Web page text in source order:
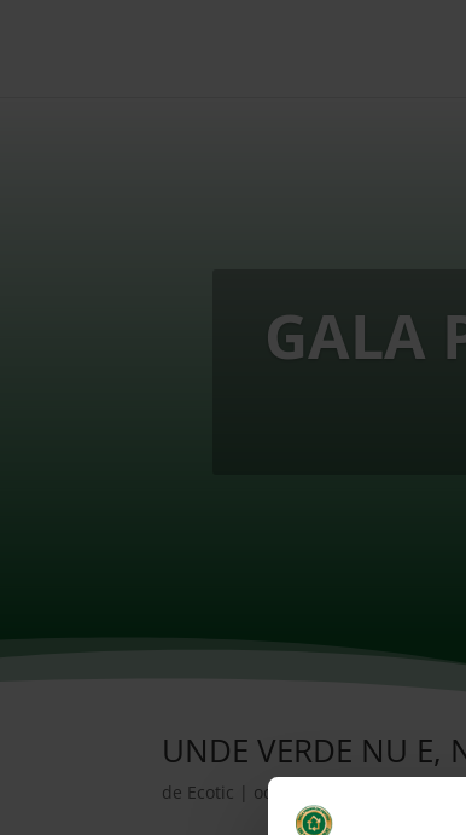
GALA
UNDE VERDE NU E,
de Ecotic | oct. 28, 2021